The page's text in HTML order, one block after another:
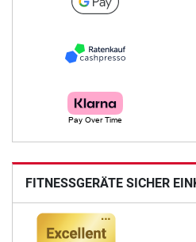
FITNESSGERÄTE SICHER